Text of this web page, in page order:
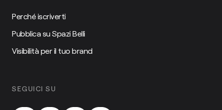
Perché iscriverti
Pubblica su Spazi Belli
Visibilità per il tuo brand
SEGUICI SU